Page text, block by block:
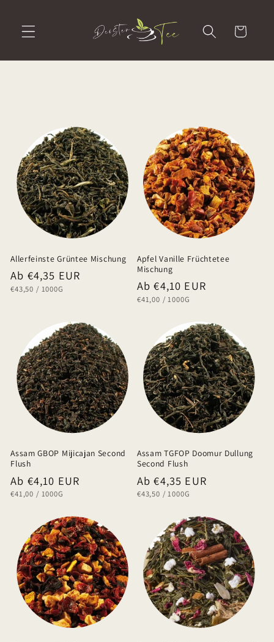
Inhalt
Warenkorb
Allerfeinste Grüntee Mischung
Normaler
Preis
Ab €4,35 EUR
GRUNDPREIS
€43,50 / PRO
1000G
Apfel Vanille Früchtetee
Mischung
Normaler
Preis
Ab €4,10 EUR
GRUNDPREIS
€41,00 / PRO
1000G
Assam GBOP Mijicajan Second
Flush
Normaler
Preis
Ab €4,10 EUR
GRUNDPREIS
€41,00 / PRO
1000G
Assam TGFOP Doomur Dullung
Second Flush
Normaler
Preis
Ab €4,35 EUR
GRUNDPREIS
€43,50 / PRO
1000G